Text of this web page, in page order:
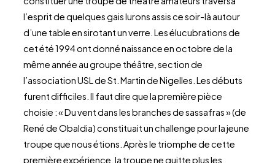
l’esprit de quelques gais lurons assis ce soir-là autour
d’une table en sirotant un verre. Les élucubrations de
cet été 1994 ont donné naissance en octobre de la
même année au groupe théâtre, section de
l’association USL de St. Martin de Nigelles. Les débuts
furent difficiles. Il faut dire que la première pièce
choisie : « Du vent dans les branches de sassafras » (de
René de Obaldia) constituait un challenge pour la jeune
troupe que nous étions. Après le triomphe de cette
première expérience, la troupe ne quitte plus les